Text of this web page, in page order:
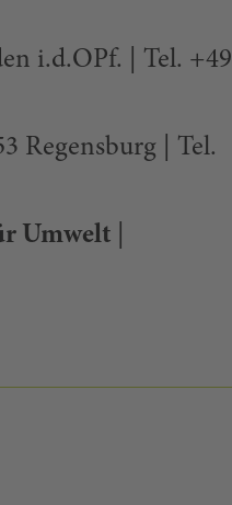
i.d.OPf. | Tel. +49
Regensburg | Tel.
Umwelt